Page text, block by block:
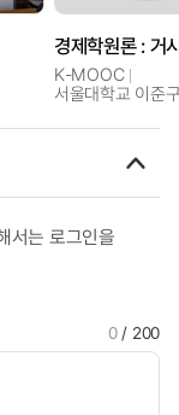
경제학원론 : 거
K-MOOC
서울대학교 이준
서는 로그인을
0/ 200